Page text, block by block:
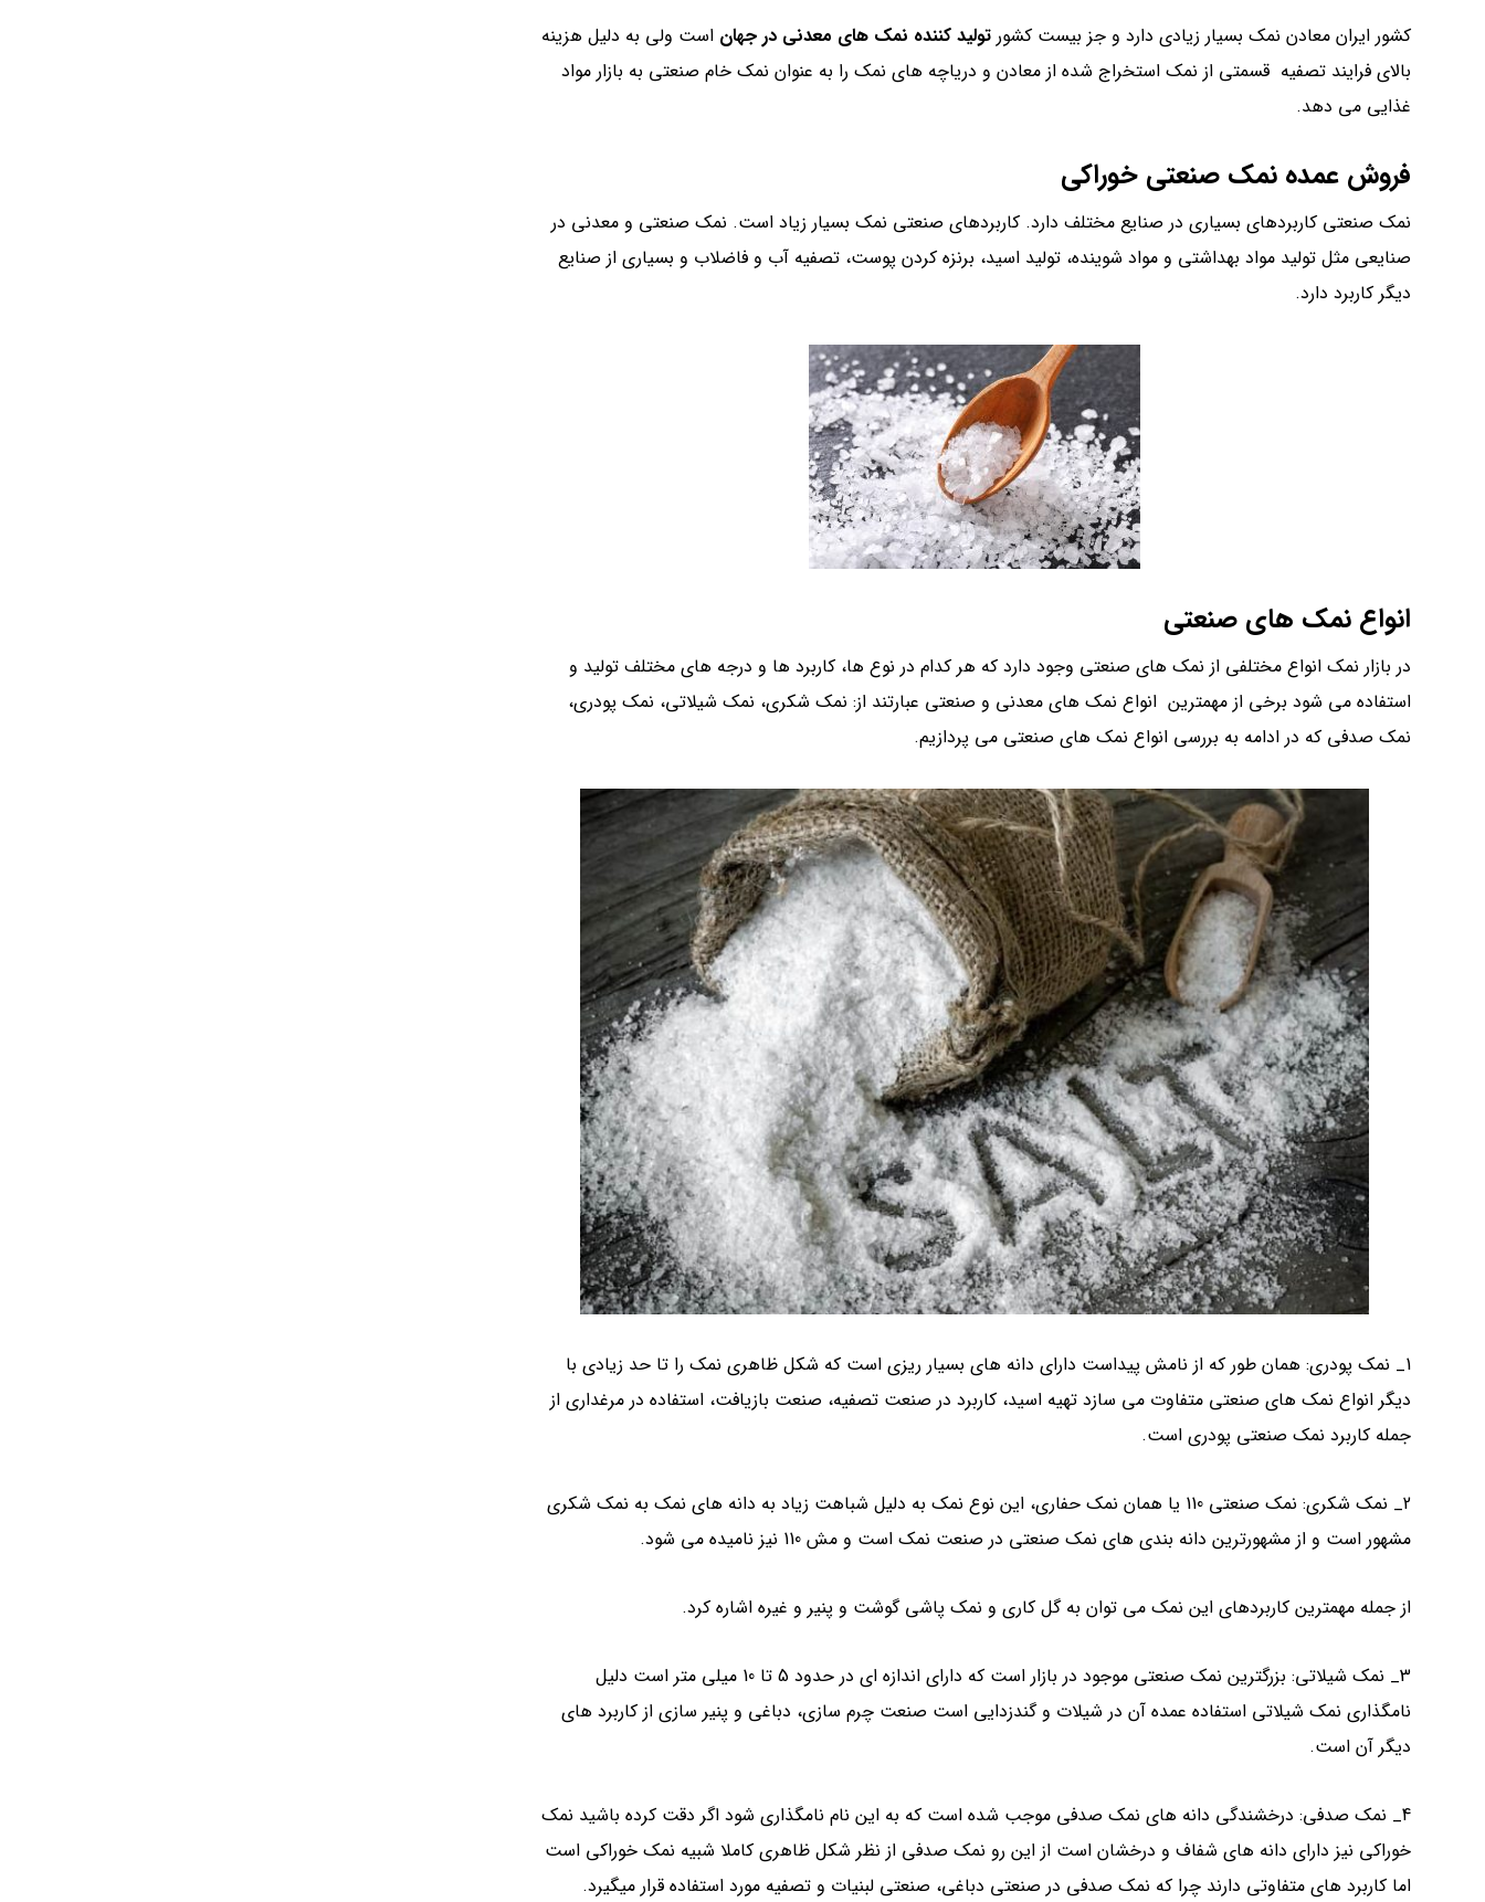
کشور ایران معادن نمک بسیار زیادی دارد و جز بیست کشورتولید کننده نمک های معدنی در جهان است ولی به دلیل هزینه
بالای فرایند تصفیه قسمتی از نمک استخراج شده از معادن و دریاچه های نمک را به عنوان نمک خام صنعتی به بازار مواد
غذایی می دهد.
فروش عمده نمک صنعتی خوراکی
نمک صنعتی کاربردهای بسیاری در صنایع مختلف دارد. کاربردهای صنعتی نمک بسیار زیاد است. نمک صنعتی و معدنی در
صنایعی مثل تولید مواد بهداشتی و مواد شوینده، تولید اسید، برنزه کردن پوست، تصفیه آب و فاضلاب و بسیاری از صنایع
دیگر کاربرد دارد.
انواع نمک های صنعتی
در بازار نمک انواع مختلفی از نمک های صنعتی وجود دارد که هر کدام در نوع ها، کاربرد ها و درجه های مختلف تولید و
استفاده می شود برخی از مهمترین انواع نمک های معدنی و صنعتی عبارتند از: نمک شکری، نمک شیلاتی، نمک پودری،
نمک صدفی که در ادامه به بررسی انواع نمک های صنعتی می پردازیم.
1_ نمک پودری: همان طور که از نامش پیداست دارای دانه های بسیار ریزی است که شکل ظاهری نمک را تا حد زیادی با
دیگر انواع نمک های صنعتی متفاوت می سازد تهیه اسید، کاربرد در صنعت تصفیه، صنعت بازیافت، استفاده در مرغداری از
جمله کاربرد نمک صنعتی پودری است.
2_ نمک شکری: نمک صنعتی 110 یا همان نمک حفاری، این نوع نمک به دلیل شباهت زیاد به دانه های نمک به نمک شکری
مشهور است و از مشهورترین دانه بندی های نمک صنعتی در صنعت نمک است و مش 110 نیز نامیده می شود.
از جمله مهمترین کاربردهای این نمک می توان به گل کاری و نمک پاشی گوشت و پنیر و غیره اشاره کرد.
3_ نمک شیلاتی: بزرگترین نمک صنعتی موجود در بازار است که دارای اندازه ای در حدود 5 تا 10 میلی متر است دلیل
نامگذاری نمک شیلاتی استفاده عمده آن در شیلات و گندزدایی است صنعت چرم سازی، دباغی و پنیر سازی از کاربرد های
دیگر آن است.
4_ نمک صدفی: درخشندگی دانه های نمک صدفی موجب شده است که به این نام نامگذاری شود اگر دقت کرده باشید نمک
خوراکی نیز دارای دانه های شفاف و درخشان است از این رو نمک صدفی از نظر شکل ظاهری کاملا شبیه نمک خوراکی است
اما کاربرد های متفاوتی دارند چرا که نمک صدفی در صنعتی دباغی، صنعتی لبنیات و تصفیه مورد استفاده قرار میگیرد.